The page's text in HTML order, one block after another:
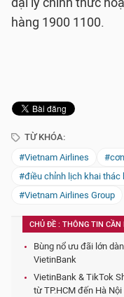
hàng 1900 1100.
TỪ KHÓA:
#Vietnam Airlines
#điều chỉnh lịch khai thác
#Vietnam Airlines Group
CHỦ ĐỀ : THÔNG TIN CẦN
Bùng nổ ưu đãi lớn
VietinBank
VietinBank & TikTok
từ TP.HCM đến Hà Nội